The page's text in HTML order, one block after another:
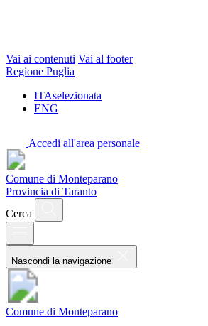
Vai ai contenuti Vai al footer
Regione Puglia
ITAselezionata
ENG
Accedi all'area personale
Comune di Monteparano
Provincia di Taranto
Cerca
Nascondi la navigazione
Comune di Monteparano